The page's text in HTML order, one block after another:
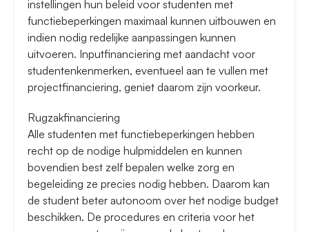
instellingen hun beleid voor studenten met
functiebeperkingen maximaal kunnen uitbouwen en
indien nodig redelijke aanpassingen kunnen
uitvoeren. Inputfinanciering met aandacht voor
studentenkenmerken, eventueel aan te vullen met
projectfinanciering, geniet daarom zijn voorkeur.
Rugzakfinanciering
Alle studenten met functiebeperkingen hebben
recht op de nodige hulpmiddelen en kunnen
bovendien best zelf bepalen welke zorg en
begeleiding ze precies nodig hebben. Daarom kan
de student beter autonoom over het nodige budget
beschikken. De procedures en criteria voor het